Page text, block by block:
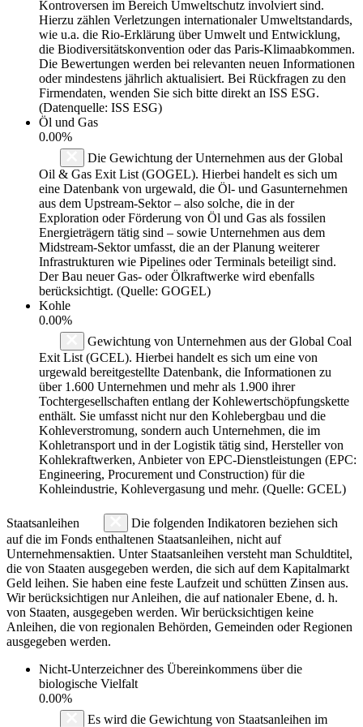
Kontroversen im Bereich Umweltschutz involviert sind.
Hierzu zählen Verletzungen internationaler Umweltstandards,
wie u.a. die Rio-Erklärung über Umwelt und Entwicklung,
die Biodiversitätskonvention oder das Paris-Klimaabkommen.
Die Bewertungen werden bei relevanten neuen Informationen
oder mindestens jährlich aktualisiert. Bei Rückfragen zu den
Firmendaten, wenden Sie sich bitte direkt an ISS ESG.
(Datenquelle: ISS ESG)
Öl und Gas
0.00%
Die Gewichtung der Unternehmen aus der Global
Oil & Gas Exit List (GOGEL). Hierbei handelt es sich um
eine Datenbank von urgewald, die Öl- und Gasunternehmen
aus dem Upstream-Sektor – also solche, die in der
Exploration oder Förderung von Öl und Gas als fossilen
Energieträgern tätig sind – sowie Unternehmen aus dem
Midstream-Sektor umfasst, die an der Planung weiterer
Infrastrukturen wie Pipelines oder Terminals beteiligt sind.
Der Bau neuer Gas- oder Ölkraftwerke wird ebenfalls
berücksichtigt. (Quelle: GOGEL)
Kohle
0.00%
Gewichtung von Unternehmen aus der Global Coal
Exit List (GCEL). Hierbei handelt es sich um eine von
urgewald bereitgestellte Datenbank, die Informationen zu
über 1.600 Unternehmen und mehr als 1.900 ihrer
Tochtergesellschaften entlang der Kohlewertschöpfungskette
enthält. Sie umfasst nicht nur den Kohlebergbau und die
Kohleverstromung, sondern auch Unternehmen, die im
Kohletransport und in der Logistik tätig sind, Hersteller von
Kohlekraftwerken, Anbieter von EPC-Dienstleistungen (EPC:
Engineering, Procurement und Construction) für die
Kohleindustrie, Kohlevergasung und mehr. (Quelle: GCEL)
Staatsanleihen
Die folgenden Indikatoren beziehen sich
auf die im Fonds enthaltenen Staatsanleihen, nicht auf
Unternehmensaktien. Unter Staatsanleihen versteht man Schuldtitel,
die von Staaten ausgegeben werden, die sich auf dem Kapitalmarkt
Geld leihen. Sie haben eine feste Laufzeit und schütten Zinsen aus.
Wir berücksichtigen nur Anleihen, die auf nationaler Ebene, d. h.
von Staaten, ausgegeben werden. Wir berücksichtigen keine
Anleihen, die von regionalen Behörden, Gemeinden oder Regionen
ausgegeben werden.
Nicht-Unterzeichner des Übereinkommens über die
biologische Vielfalt
0.00%
Es wird die Gewichtung von Staatsanleihen im